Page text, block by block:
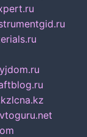
lcna.kz